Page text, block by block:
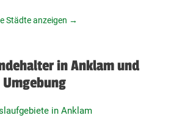
Städte anzeigen →
in Anklam und
Umgebung
in Anklam